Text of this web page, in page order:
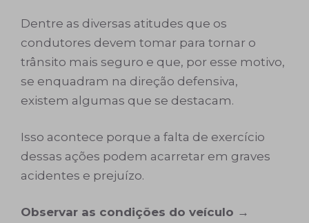
Dentre as diversas atitudes que os
condutores devem tomar para tornar o
trânsito mais seguro e que, por esse motivo,
se enquadram na direção defensiva,
existem algumas que se destacam.
Isso acontece porque a falta de exercício
dessas ações podem acarretar em graves
acidentes e prejuízo.
Observar as condições do veículo →